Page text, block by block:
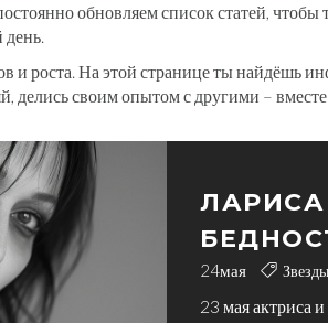
обновляем список статей, чтобы
и роста. На этой странице ты найдёшь
своим опытом с другими – вместе
ЛАРИСА
24мая Звезды
23 мая актриса